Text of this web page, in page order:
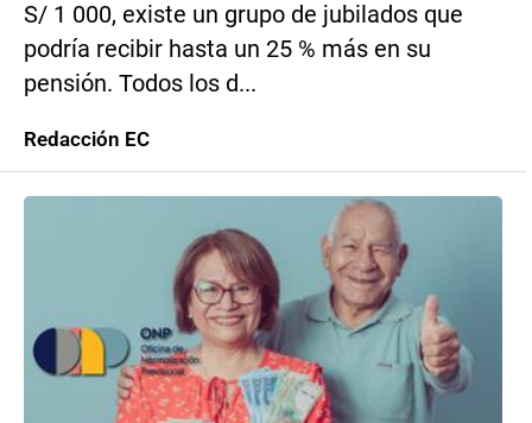
S/ 1 000, existe un grupo de jubilados que
podría recibir hasta un 25 % más en su
pensión. Todos los d...
Redacción EC